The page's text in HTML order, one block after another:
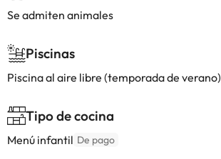
Se admiten animales
Piscinas
Piscina al aire libre (temporada de verano)
Tipo de cocina
Menú infantil De pago